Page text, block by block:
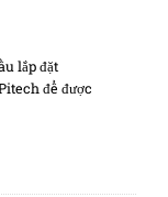
lắp đặt
để được